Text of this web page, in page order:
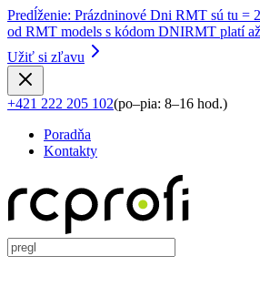
Predĺženie: Prázdninové Dni RMT sú tu =
od RMT models s kódom DNIRMT platí
Užiť si zľavu
+421 222 205 102(po–pia: 8–16 hod.)
Poradňa
Kontakty